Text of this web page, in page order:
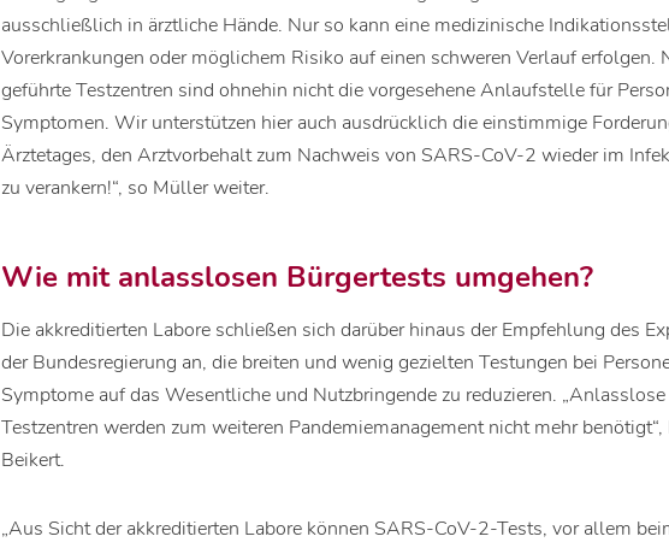
ausschließlich in ärztliche Hände. Nur so kann eine medizinische
Vorerkrankungen oder möglichem Risiko auf einen schweren Verlauf erfolgen.
geführte Testzentren sind ohnehin nicht die vorgesehene Anlaufstelle für
Symptomen. Wir unterstützen hier auch ausdrücklich die einstimmige
Ärztetages, den Arztvorbehalt zum Nachweis von SARS-CoV-2 wieder im
zu verankern!“, so Müller weiter.
Wie mit anlasslosen Bürgertests umgehen?
Die akkreditierten Labore schließen sich darüber hinaus der Empfehlung des
der Bundesregierung an, die breiten und wenig gezielten Testungen bei
Symptome auf das Wesentliche und Nutzbringende zu reduzieren.
Testzentren werden zum weiteren Pandemiemanagement nicht mehr
Beikert.
„Aus Sicht der akkreditierten Labore können SARS-CoV-2-Tests, vor allem